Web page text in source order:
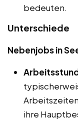
bedeuten.
Unterschiede
Nebenjobs in
ihre